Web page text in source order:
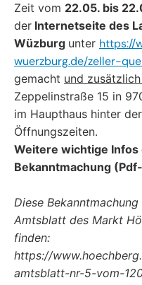
Zeit vom 22.05. bis
der Internetseite des
Wüzburg unter https://
wuerzburg.de/zeller-
gemacht und zusätzlich
Zeppelinstraße 15 in
im Haupthaus hinter
Öffnungszeiten.
Weitere wichtige
Bekanntmachung
Diese
Amtsblatt des Markt
finden:
https://
amtsblatt-nr-5-vom-